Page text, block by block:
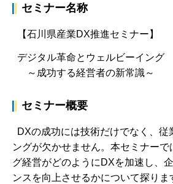
セミナー名称
【石川県産業DX推進セミナー】
デジタル革命とウェルビーイング
～成功する経営者の新常識～
セミナー概要
DXの成功には技術だけでなく、従
ングが欠かせません。本セミナー
グ経営がどのようにDXを加速し、
ンスを向上させるかについて探りま